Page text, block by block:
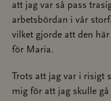
att jag var så pass
arbetsbördan i vår
vilket gjorde att den
för Maria.
Trots att jag var i risigt
mig för att jag skulle